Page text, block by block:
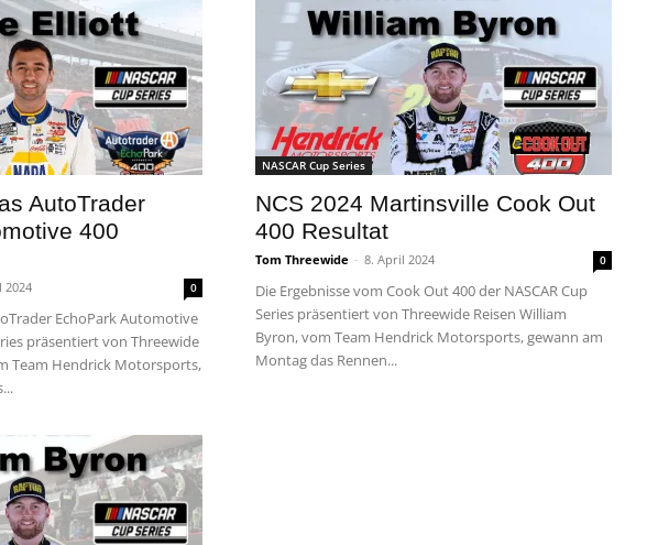
AutoTrader
400
2024 0
EchoPark Automotive
präsentiert von Threewide
Team Hendrick Motorsports,
NASCAR Cup Series
NCS 2024 Martinsville Cook Out
400 Resultat
Tom Threewide - 8. April 2024 0
Die Ergebnisse vom Cook Out 400 der NASCAR Cup
Series präsentiert von Threewide Reisen William
Byron, vom Team Hendrick Motorsports, gewann am
Montag das Rennen...